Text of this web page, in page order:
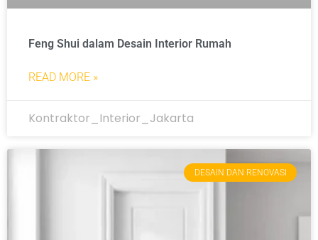
Feng Shui dalam Desain Interior Rumah
READ MORE »
Kontraktor_Interior_Jakarta
DESAIN DAN RENOVASI